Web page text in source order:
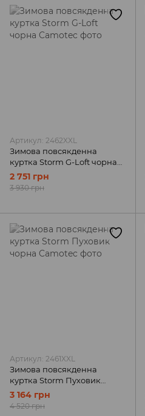
Артикул: 2462XXL
Зимова повсякденна
куртка Storm G-Loft чорна
Camotec
2 751 грн
3 930 грн
Артикул: 2461XXL
Зимова повсякденна
куртка Storm Пуховик
чорна Camotec
3 164 грн
4 520 грн